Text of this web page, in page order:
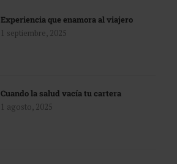
Experiencia que enamora al viajero
1 septiembre, 2025
Cuando la salud vacía tu cartera
1 agosto, 2025